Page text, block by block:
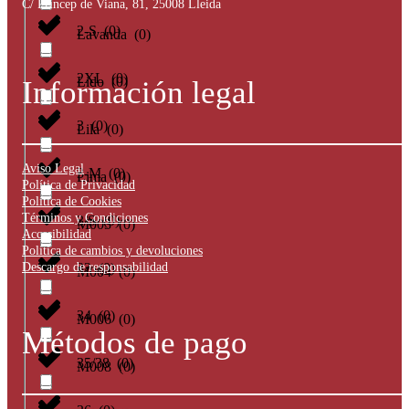
Lavanda (0)
Lido (0)
Lila (0)
Lima (0)
M003 (0)
M004 (0)
M006 (0)
M008 (0)
2-S (0)
2XL (0)
3 (0)
3-M (0)
3/S (0)
32 (0)
34 (0)
35/38 (0)
C/ Príncep de Viana, 81, 25008 Lleida
Información legal
Aviso Legal
Política de Privacidad
Política de Cookies
Términos y Condiciones
Accesibilidad
Política de cambios y devoluciones
Descargo de responsabilidad
Métodos de pago